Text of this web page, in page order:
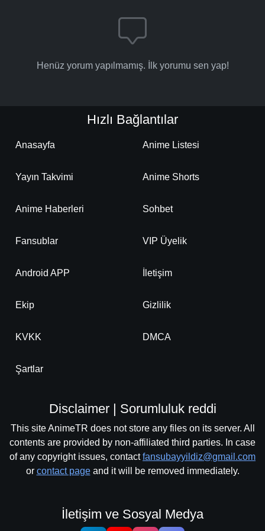
Henüz yorum yapılmamış. İlk yorumu sen yap!
Hızlı Bağlantılar
Anasayfa Anime Listesi
Yayın Takvimi Anime Shorts
Anime Haberleri Sohbet
Fansublar VIP Üyelik
Android APP İletişim
Ekip Gizlilik
KVKK DMCA
Şartlar
Disclaimer | Sorumluluk reddi
This site AnimeTR does not store any files on its server. All
contents are provided by non-affiliated third parties. In case
of any copyright issues, contactfansubayyildiz@gmail.com
or contact pageand it will be removed immediately.
İletişim ve Sosyal Medya